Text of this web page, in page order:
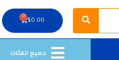
Search
$0.00
0
Cart
جميع الفئات